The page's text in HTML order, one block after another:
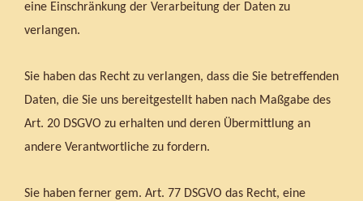
eine Einschränkung der Verarbeitung der Daten zu
verlangen.
Sie haben das Recht zu verlangen, dass die Sie betreffenden
Daten, die Sie uns bereitgestellt haben nach Maßgabe des
Art. 20 DSGVO zu erhalten und deren Übermittlung an
andere Verantwortliche zu fordern.
Sie haben ferner gem. Art. 77 DSGVO das Recht, eine